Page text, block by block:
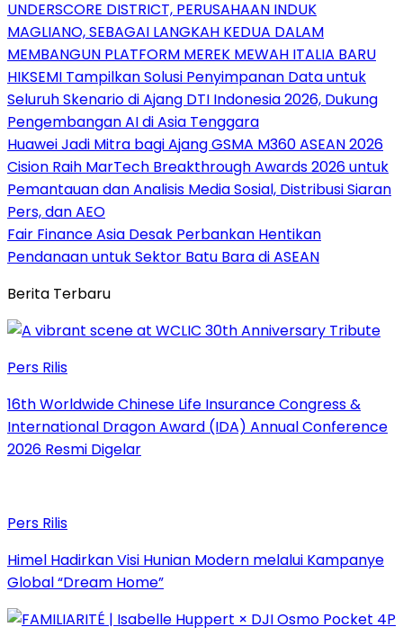
UNDERSCORE DISTRICT, PERUSAHAAN INDUK
MAGLIANO, SEBAGAI LANGKAH KEDUA DALAM
MEMBANGUN PLATFORM MEREK MEWAH ITALIA BARU
HIKSEMI Tampilkan Solusi Penyimpanan Data untuk
Seluruh Skenario di Ajang DTI Indonesia 2026, Dukung
Pengembangan AI di Asia Tenggara
Huawei Jadi Mitra bagi Ajang GSMA M360 ASEAN 2026
Cision Raih MarTech Breakthrough Awards 2026 untuk
Pemantauan dan Analisis Media Sosial, Distribusi Siaran
Pers, dan AEO
Fair Finance Asia Desak Perbankan Hentikan
Pendanaan untuk Sektor Batu Bara di ASEAN
Berita Terbaru
Pers Rilis
16th Worldwide Chinese Life Insurance Congress &
International Dragon Award (IDA) Annual Conference
2026 Resmi Digelar
Pers Rilis
Himel Hadirkan Visi Hunian Modern melalui Kampanye
Global “Dream Home”